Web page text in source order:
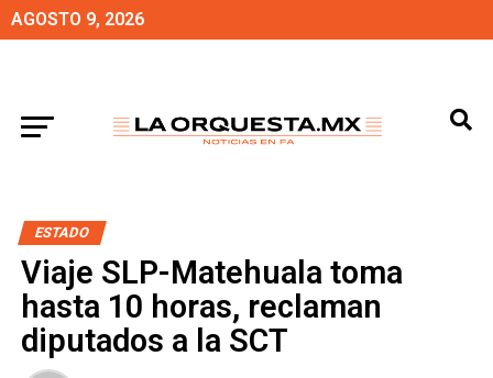
AGOSTO 9, 2026
ESTADO
Viaje SLP-Matehuala toma
hasta 10 horas, reclaman
diputados a la SCT